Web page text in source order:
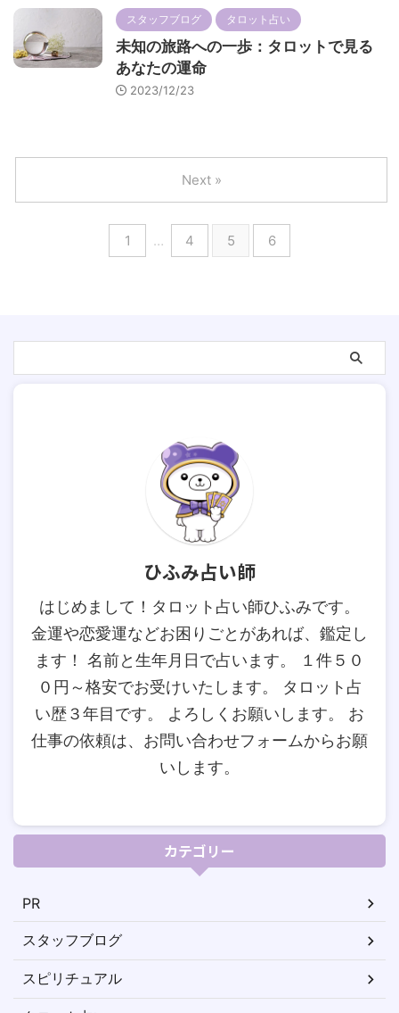
スタッフブログ タロット占い
未知の旅路への一歩：タロットで見る
あなたの運命
2023/12/23
1 … 4 5 6
Next »
ひふみ占い師
はじめまして！タロット占い師ひふみです。
金運や恋愛運などお困りごとがあれば、鑑定し
ます！ 名前と生年月日で占います。 １件５０
０円～格安でお受けいたします。 タロット占
い歴３年目です。 よろしくお願いします。 お
仕事の依頼は、お問い合わせフォームからお願
いします。
カテゴリー
PR
スタッフブログ
スピリチュアル